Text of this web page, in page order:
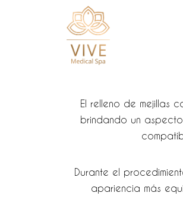
El relleno de mejillas
brindando un
Durante el
apariencia más